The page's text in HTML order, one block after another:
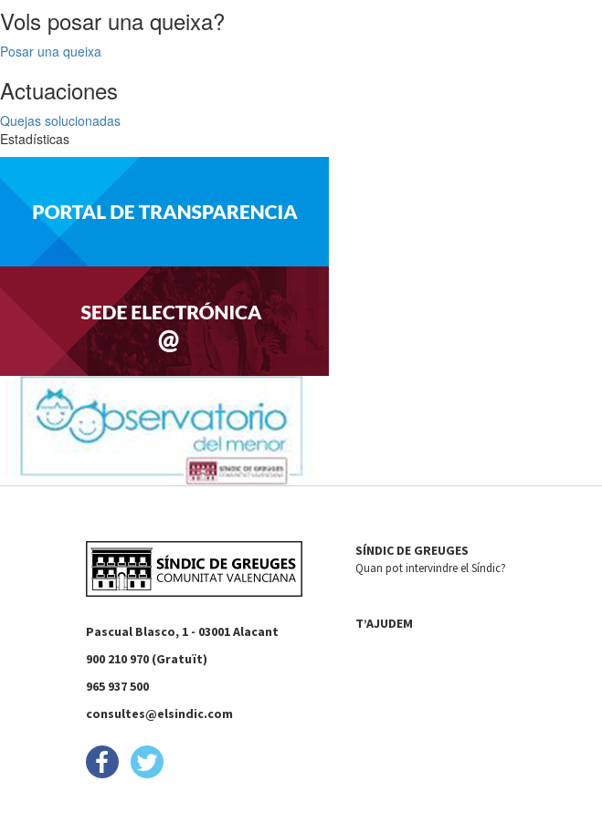
Vols posar una queixa?
Posar una queixa
Actuaciones
Quejas solucionadas
Estadísticas
Pascual Blasco, 1 - 03001 Alacant
900 210 970 (Gratuït)
965 937 500
consultes@elsindic.com
SÍNDIC DE GREUGES
Quan pot intervindre el Síndic?
T’AJUDEM